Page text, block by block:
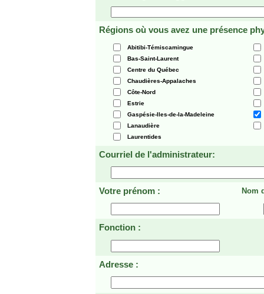
Régions où vous avez une présence
Abitibi-Témiscamingue
Bas-Saint-Laurent
Centre du Québec
Chaudières-Appalaches
Côte-Nord
Estrie
Gaspésie-Iles-de-la-Madeleine
Lanaudière
Laurentides
Courriel de l'administrateur:
Votre prénom : Nom
Fonction :
Adresse :